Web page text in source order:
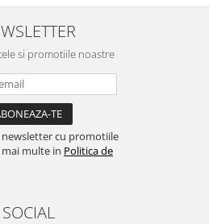
si promotiile noastre
newsletter cu promotiile
multe in Politica de
SOCIAL